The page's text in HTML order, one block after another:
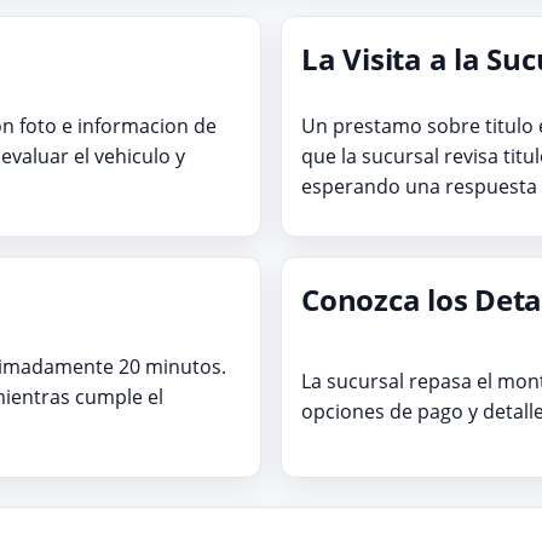
foto e informacion de
el vehiculo y
La Visita a la
Un prestamo sobre titulo
que la sucursal revisa
esperando una
20 minutos.
cumple el
Conozca los
La sucursal repasa el
opciones de pago y